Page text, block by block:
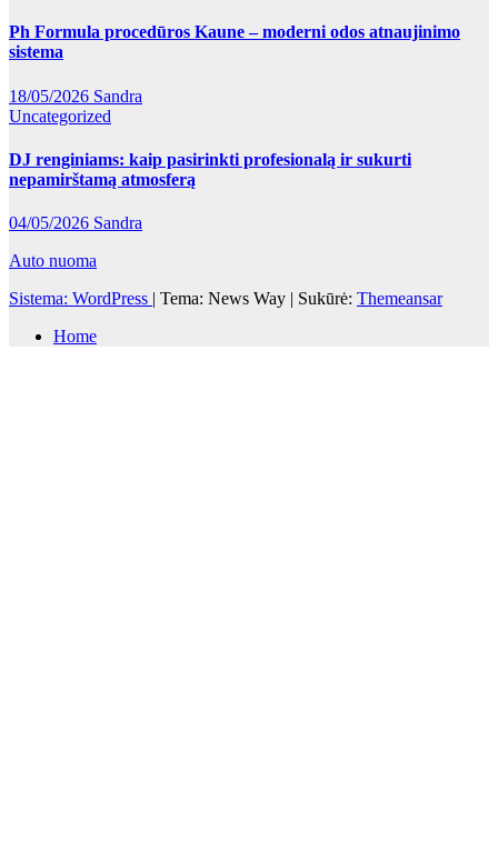
Ph Formula procedūros Kaune – moderni odos atnaujinimo
sistema
18/05/2026 Sandra
Uncategorized
DJ renginiams: kaip pasirinkti profesionalą ir sukurti
nepamirštamą atmosferą
04/05/2026 Sandra
Auto nuoma
Sistema: WordPress | Tema: News Way | Sukūrė: Themeansar
Home